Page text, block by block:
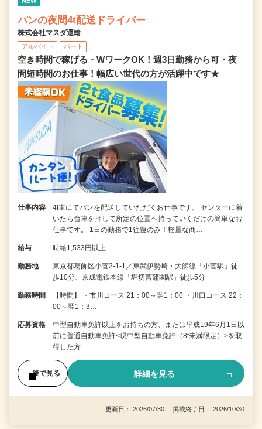
パンの夜間4t配送ドライバー
株式会社マスダ運輸
アルバイト パート
空き時間で稼げる・WワークOK！週3日勤務から可・夜
間短時間のお仕事！幅広い世代の方が活躍中です★
仕事内容
4t車にてパンを配送していただくお仕事です。 センターに着
いたら台車を押して所定の位置へ持っていくだけの簡単なお
仕事です。 1日の勤務で1往復のみ！軽量な商…
給与 時給1,533円以上
勤務地
東京都葛飾区小菅2-1-1／東武伊勢崎・大師線「小菅駅」徒
歩10分、京成電鉄本線「堀切菖蒲園駅」徒歩5分
勤務時間
【時間】 ・市川コース 21：00～翌1：00 ・川口コース 22：
00～翌1：3…
応募資格
中型自動車免許以上をお持ちの方、または平成19年6月1日以
前に普通自動車免許<現中型自動車免許（8t未満限定）>を取
得した方
後で見る 詳細を見る
更新日： 2026/07/30 掲載終了日： 2026/10/30